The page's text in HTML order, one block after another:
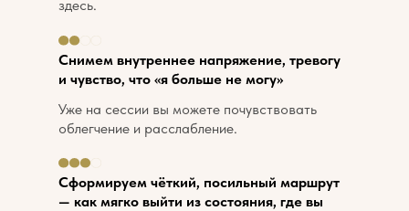
Сформируем чёткий, посильный маршрут
— как мягко выйти из состояния, где вы
Снимем внутреннее напряжение, тревогу
и чувство, что «я больше не могу»
Уже на сессии вы можете почувствовать
облегчение и расслабление.
здесь.